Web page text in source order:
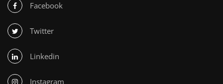
Facebook
Twitter
Linkedin
Instagram